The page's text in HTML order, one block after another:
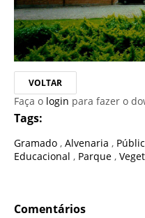
VOLTAR
Faça o login para fazer o
Tags:
Gramado , Alvenaria ,
Educacional , Parque ,
Comentários